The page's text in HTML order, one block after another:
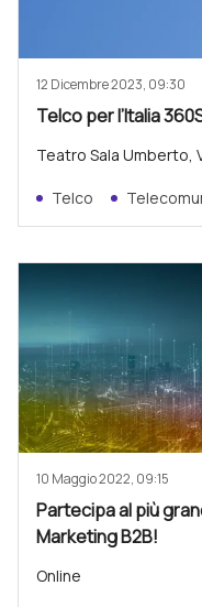
12 Dicembre 2023, 09:30
Telco per l’Italia
Teatro Sala Umberto,
Telco
10 Maggio 2022, 09:15
Partecipa al più
Marketing B2B!
Online